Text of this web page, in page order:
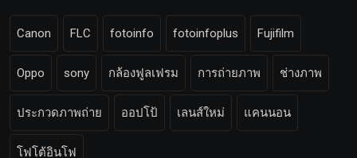
Canon FLC fotoinfo fotoinfoplus Fujifilm
Oppo sony กล้องฟูลเฟรม การถ่ายภาพ ช่างภาพ
ประกวดภาพถ่าย ออปโป้ เลนส์ใหม่ แคนนอน
โฟโต้อินโฟ